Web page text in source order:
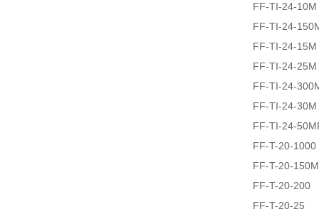
FF-TI-24-10M
FF-TI-24-
FF-TI-24-15M
FF-TI-24-25M
FF-TI-24-
FF-TI-24-30M
FF-TI-24-
FF-T-20-1000
FF-T-20-150M
FF-T-20-200
FF-T-20-25